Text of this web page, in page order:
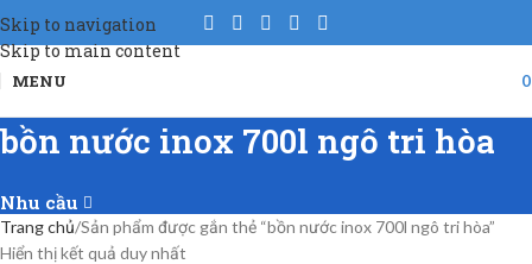
Skip to navigation
Skip to main content
MENU
bồn nước inox 700l ngô tri hòa
Nhu cầu
Trang chủ Sản phẩm được gắn thẻ “bồn nước inox 700l ngô tri hòa”
Hiển thị kết quả duy nhất